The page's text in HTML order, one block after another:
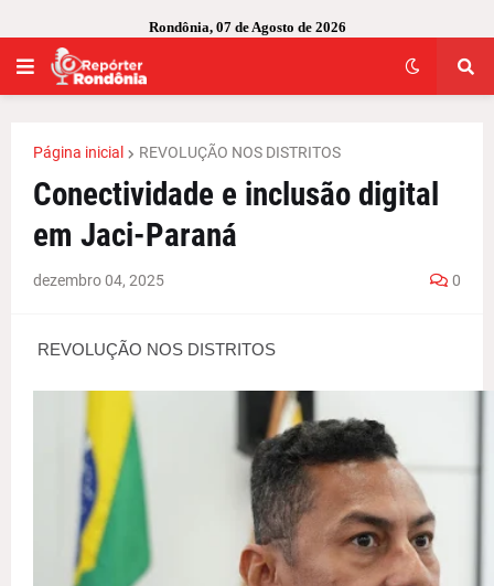
Rondônia, 07 de Agosto de 2026
Página inicial REVOLUÇÃO NOS DISTRITOS
Conectividade e inclusão digital
em Jaci-Paraná
dezembro 04, 2025 0
REVOLUÇÃO NOS DISTRITOS